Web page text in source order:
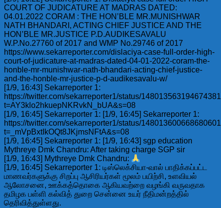
COURT OF JUDICATURE AT MADRAS DATED:
04.01.2022 CORAM : THE HON’BLE MR.MUNISHWAR
NATH BHANDARI, ACTING CHIEF JUSTICE AND THE
HON’BLE MR.JUSTICE P.D.AUDIKESAVALU
W.P.No.27760 of 2017 and WMP No.29746 of 2017
https://www.sekarreporter.com/dislaciya-case-full-order-high-
court-of-judicature-at-madras-dated-04-01-2022-coram-the-
honble-mr-munishwar-nath-bhandari-acting-chief-justice-
and-the-honble-mr-justice-p-d-audikesavalu-w/
[1/9, 16:43] Sekarreporter 1:
https://twitter.com/sekarreporter1/status/
t=AY3klo2hkuepNKRvkN_bUA&s=08
[1/9, 16:45] Sekarreporter 1: [1/9, 16:45] Sekarreporter 1:
https://twitter.com/sekarreporter1/status/
t=_mVpBxtIkOQt8JKjmsNFtA&s=08
[1/9, 16:45] Sekarreporter 1: [1/9, 16:43] sgp education
Mythreye Dmk Chandru: After taking charge SGP sir
[1/9, 16:43] Mythreye Dmk Chandru:
[1/9, 16:45] Sekarreporter 1: டிஸ்லெக்சியா-வால் பாதிக்கப்பட்ட
மாணவர்களுக்கு சிறப்பு ஆசிரியர்கள் மூலம் பயிற்சி, உளவியல்
ஆலோசனை, ஊக்கத்தொகை ஆகியவற்றை வழங்கி வருவதாக
தமிழக பள்ளி கல்வித் துறை சென்னை உயர் நீதிமன்றத்தில்
தெரிவித்துள்ளது.